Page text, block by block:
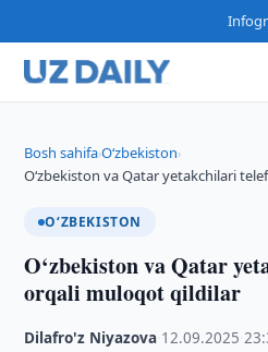
Bosh sahifa›O‘zbekiston›
O‘zbekiston va Qatar yetakchilari
O‘ZBEKISTON
O‘zbekiston va Qatar
orqali muloqot qildilar
Dilafro'z Niyazova 12.09.2025 ·